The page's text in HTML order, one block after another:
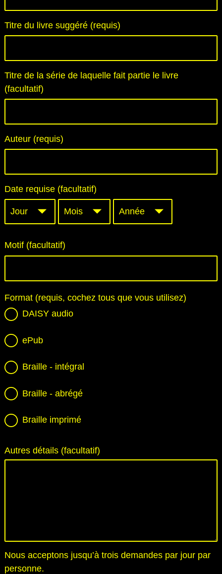
Titre du livre suggéré (requis)
Titre de la série de laquelle fait partie le livre
(facultatif)
Auteur (requis)
Date requise (facultatif)
Date
Date
Motif (facultatif)
Format (requis, cochez tous que vous utilisez)
DAISY audio
ePub
Braille - intégral
Braille - abrégé
Braille imprimé
Autres détails (facultatif)
Nous acceptons jusqu’à trois demandes par jour par
personne.